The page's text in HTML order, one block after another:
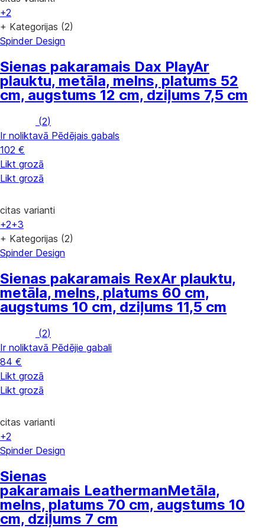
+2
+ Kategorijas (2)
Spinder Design
Sienas pakaramais Dax PlayAr
plauktu, metāla, melns, platums 52
cm, augstums 12 cm, dziļums 7,5 cm
(2)
Ir noliktavā Pēdējais gabals
102 €
Likt grozā
Likt grozā
citas varianti
+2+3
+ Kategorijas (2)
Spinder Design
Sienas pakaramais RexAr plauktu,
metāla, melns, platums 60 cm,
augstums 10 cm, dziļums 11,5 cm
(2)
Ir noliktavā Pēdējie gabali
84 €
Likt grozā
Likt grozā
citas varianti
+2
Spinder Design
Sienas
pakaramais LeathermanMetāla,
melns, platums 70 cm, augstums 10
cm, dziļums 7 cm